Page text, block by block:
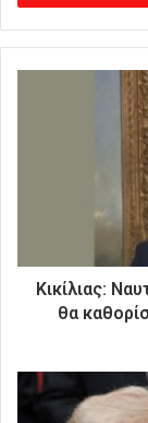
γ
ε
Κικίλιας:
θα